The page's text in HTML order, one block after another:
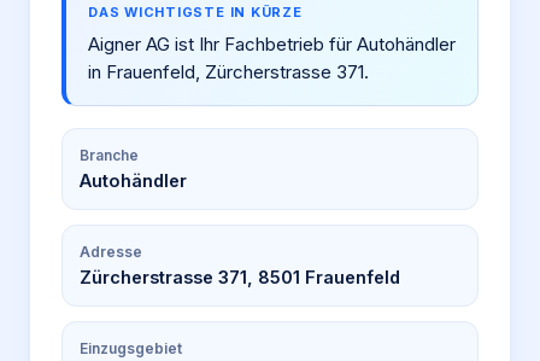
DAS WICHTIGSTE IN KÜRZE
Aigner AG ist Ihr Fachbetrieb für Autohändler
in Frauenfeld, Zürcherstrasse 371.
Branche
Autohändler
Adresse
Zürcherstrasse 371, 8501 Frauenfeld
Einzugsgebiet